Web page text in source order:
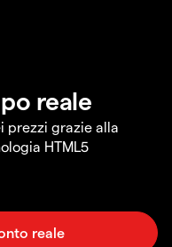
reale
prezzi grazie alla
HTML5